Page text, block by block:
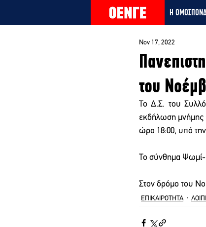
Η
του
Nov 17, 2022
Το Δ.Σ. του
εκδήλωση μνήμης
ώρα 18:00, υπό την
Το σύνθημα Ψωμί-
Στον δρόμο του
ΕΠΙΚΑΙΡΟΤΗΤΑ